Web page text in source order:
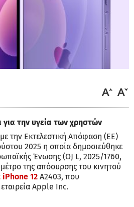
για την υγεία των χρηστών
την Εκτελεστική Απόφαση (ΕΕ)
2025 η οποία δημοσιεύθηκε
Ένωσης (OJ L, 2025/1760,
της απόσυρσης του κινητού
iPhone 12 A2403, που
Apple Inc.